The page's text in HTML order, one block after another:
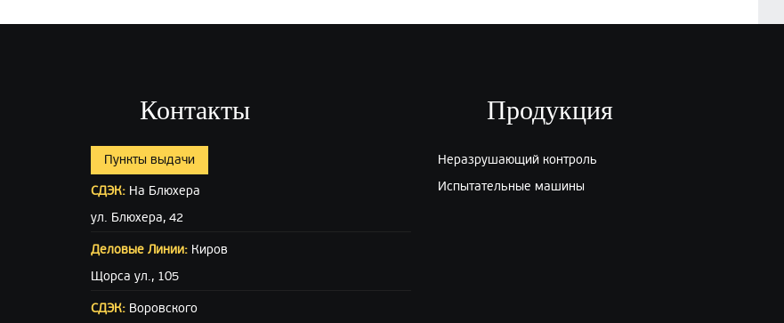
Контакты
Пункты выдачи
СДЭК: На Блюхера
ул. Блюхера, 42
Деловые Линии: Киров
Щорса ул., 105
СДЭК: Воровского
Продукция
Неразрушающий контроль
Испытательные машины